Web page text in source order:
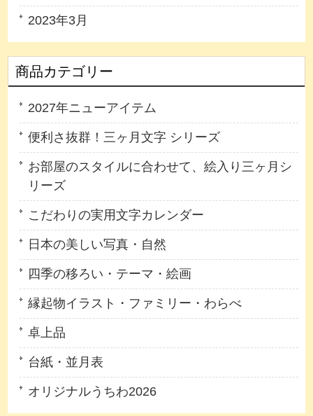
2023年3月
商品カテゴリー
2027年ニューアイテム
便利さ抜群！三ヶ月文字 シリーズ
お部屋のスタイルに合わせて、絵入り三ヶ月シ
リーズ
こだわりの実用文字カレンダー
日本の美しい写真・自然
四季の移ろい・テーマ・絵画
縁起物イラスト・ファミリー・わらべ
卓上品
台紙・並月表
オリジナルうちわ2026